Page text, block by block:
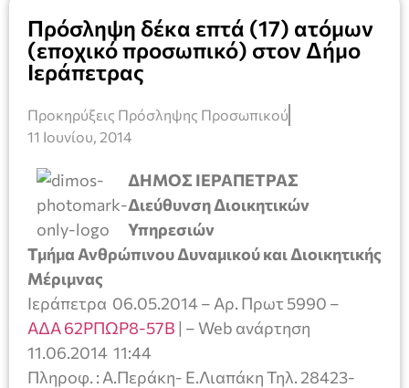
Πρόσληψη δέκα επτά (17) ατόμων
(εποχικό προσωπικό) στον Δήμο
Ιεράπετρας
Προκηρύξεις Πρόσληψης Προσωπικού
11 Ιουνίου, 2014
ΔΗΜΟΣ ΙΕΡΑΠΕΤΡΑΣ
Διεύθυνση Διοικητικών
Υπηρεσιών
Τμήμα Ανθρώπινου Δυναμικού και Διοικητικής
Μέριμνας
Ιεράπετρα 06.05.2014 – Αρ. Πρωτ 5990 –
ΑΔΑ 62ΡΠΩΡ8-57Β | – Web ανάρτηση
11.06.2014 11:44
Πληροφ. : Α.Περάκη- Ε.Λιαπάκη Τηλ. 28423-